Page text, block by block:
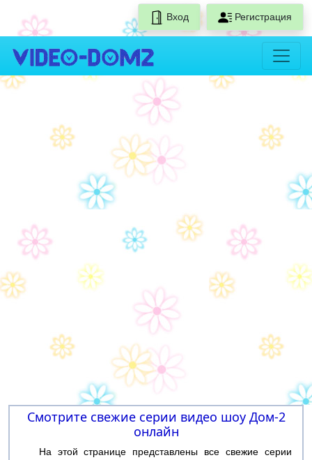
Вход Регистрация
Смотрите свежие серии видео шоу Дом-2
онлайн
На этой странице представлены все свежие серии